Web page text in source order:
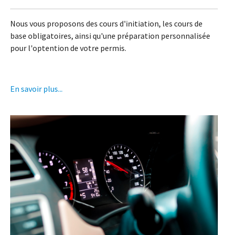
Nous vous proposons des cours d'initiation, les cours de
base obligatoires, ainsi qu'une préparation personnalisée
pour l'optention de votre permis.
En savoir plus...